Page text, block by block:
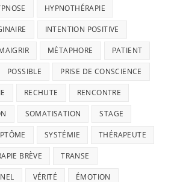
HYPNOTHÉRAPIE
INTENTION POSITIVE
MÉTAPHORE PATIENT
POSSIBLE PRISE DE CONSCIENCE
RECHUTE RENCONTRE
SOMATISATION STAGE
SYSTÉMIE THÉRAPEUTE
BRÈVE TRANSE
VÉRITÉ ÉMOTION